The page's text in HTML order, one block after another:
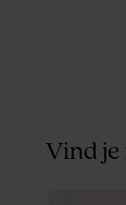
Vind je